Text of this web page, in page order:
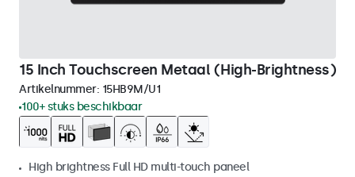
15 Inch Touchscreen Metaal (High-Brightness)
Artikelnummer: 15HB9M/U1
100+ stuks beschikbaar
High brightness Full HD multi-touch paneel